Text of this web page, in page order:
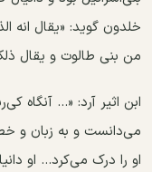
خلدون گوید: «یقال انه
من بنی طالوت و یقال
می‌دانست و به زبان و
او را درک می‌کرد... او